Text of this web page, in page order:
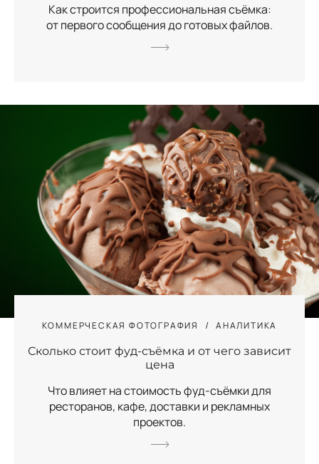
Как строится профессиональная съёмка:
от первого сообщения до готовых файлов.
КОММЕРЧЕСКАЯ ФОТОГРАФИЯ АНАЛИТИКА
Сколько стоит фуд-съёмка и от чего зависит
цена
Что влияет на стоимость фуд-съёмки для
ресторанов, кафе, доставки и рекламных
проектов.